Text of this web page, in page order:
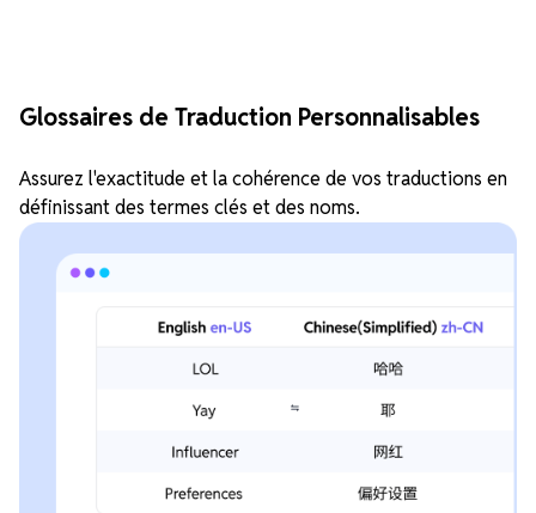
Glossaires de Traduction Personnalisables
Assurez l'exactitude et la cohérence de vos traductions en
définissant des termes clés et des noms.